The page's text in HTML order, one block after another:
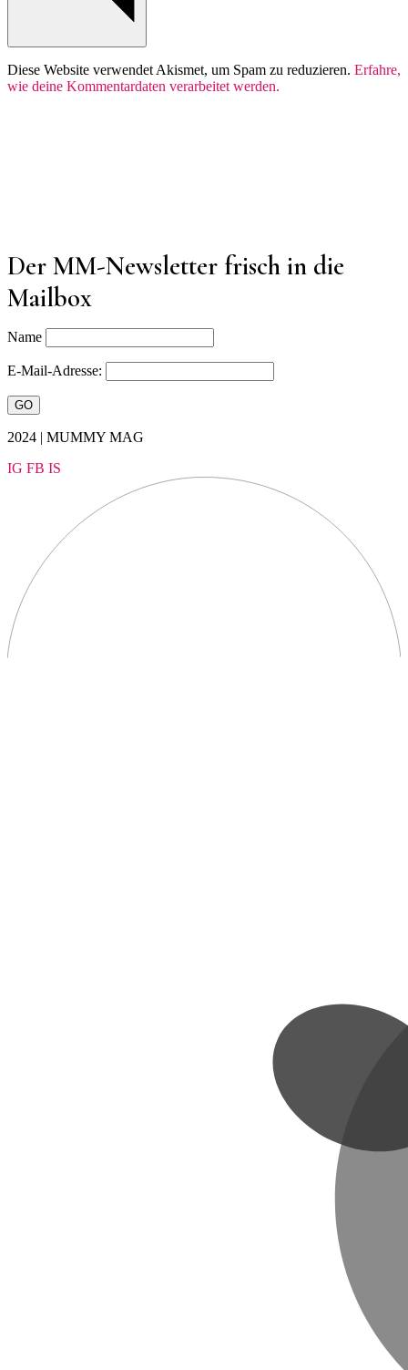
Diese Website verwendet Akismet, um Spam zu reduzieren. Erfahre,
wie deine Kommentardaten verarbeitet werden.
Der MM-Newsletter frisch in die
Mailbox
Name
E-Mail-Adresse:
2024 | MUMMY MAG
IG FB IS